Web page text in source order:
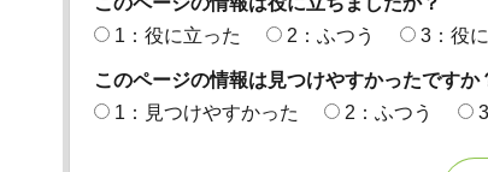
1：役に立った
2：ふつう 3：役
このページの情報は見つけやすかったですか
1：見つけやすかった
2：ふつう